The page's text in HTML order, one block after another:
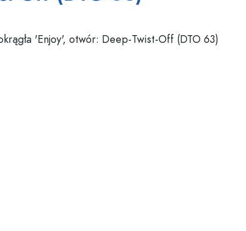
Butelki według funkcji
Butelki z klipsem
Butelki ze spryskiwaczem